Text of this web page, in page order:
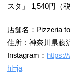
スタ」 1,540円（税
店舗名：Pizzeria
住所：神奈川県藤
Instagram：
hl=ja